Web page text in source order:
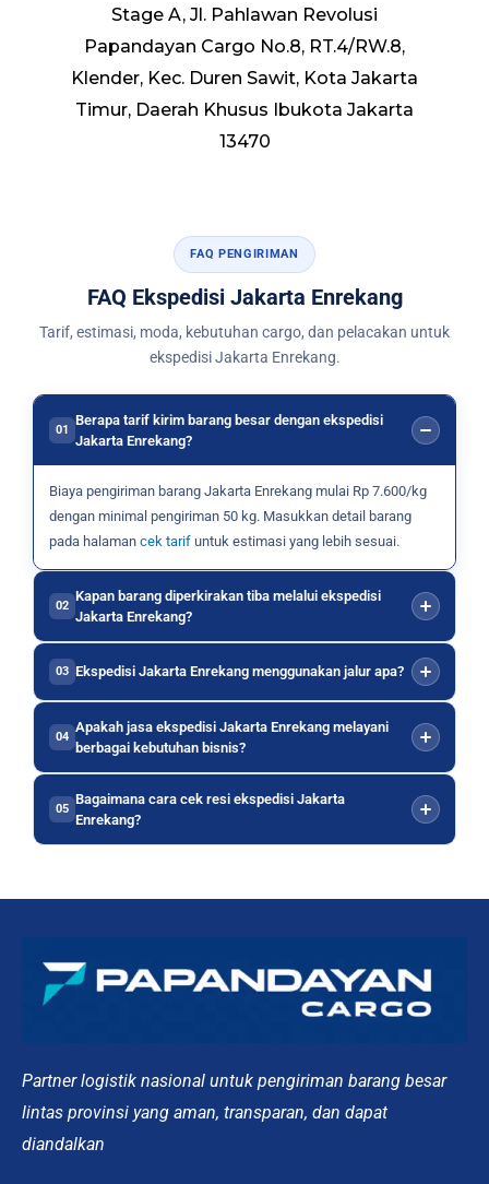
Stage A, Jl. Pahlawan Revolusi
Papandayan Cargo No.8, RT.4/RW.8,
Klender, Kec. Duren Sawit, Kota Jakarta
Timur, Daerah Khusus Ibukota Jakarta
13470
FAQ PENGIRIMAN
FAQ Ekspedisi Jakarta Enrekang
Tarif, estimasi, moda, kebutuhan cargo, dan pelacakan untuk
ekspedisi Jakarta Enrekang.
01
Berapa tarif kirim barang besar dengan ekspedisi
Jakarta Enrekang?
Biaya pengiriman barang Jakarta Enrekang mulai Rp 7.600/kg
dengan minimal pengiriman 50 kg. Masukkan detail barang
pada halaman cek tarif untuk estimasi yang lebih sesuai.
02
Kapan barang diperkirakan tiba melalui ekspedisi
Jakarta Enrekang?
03 Ekspedisi Jakarta Enrekang menggunakan jalur apa?
04
Apakah jasa ekspedisi Jakarta Enrekang melayani
berbagai kebutuhan bisnis?
05
Bagaimana cara cek resi ekspedisi Jakarta
Enrekang?
Partner logistik nasional untuk pengiriman barang besar
lintas provinsi yang aman, transparan, dan dapat
diandalkan